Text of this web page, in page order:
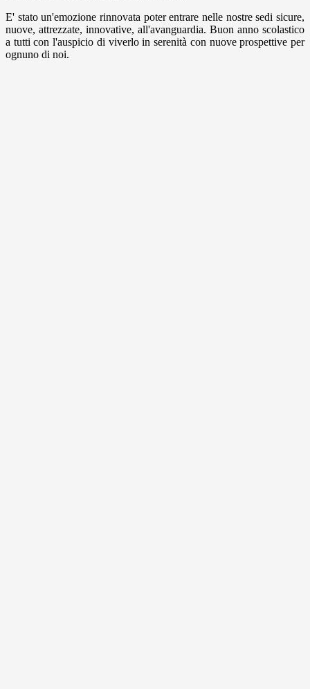
E' stato un'emozione rinnovata poter entrare nelle nostre sedi sicure,
nuove, attrezzate, innovative, all'avanguardia. Buon anno scolastico
a tutti con l'auspicio di viverlo in serenità con nuove prospettive per
ognuno di noi.